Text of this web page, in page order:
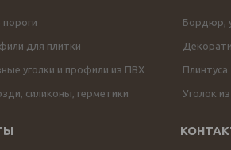
для плитки
уголки и профили из ПВХ
силиконы, герметики
Бордюр,
Плинтуса
Уголок